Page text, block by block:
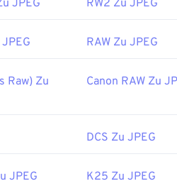
jpg-jpeg-file-4139913
JPEG RW2 Zu JPEG
RAW Zu JPEG
Raw) Zu
Canon RAW Zu
DCS Zu JPEG
JPEG K25 Zu JPEG